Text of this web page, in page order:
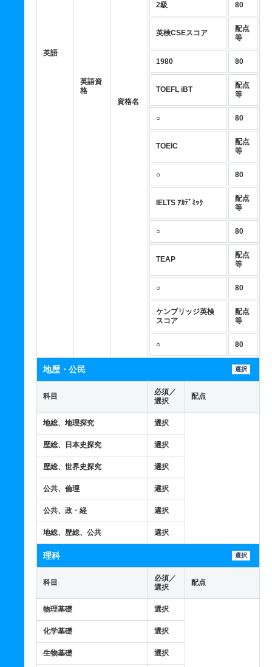
英語
英語資
格
資格名
2級 80
英検CSEスコア
配点
等
1980 80
TOEFL iBT
配点
等
○ 80
TOEIC
配点
等
○ 80
IELTS ｱｶﾃﾞﾐｯｸ
配点
等
○ 80
TEAP
配点
等
○ 80
ケンブリッジ英検
スコア
配点
等
○ 80
地歴・公民 選択
科目
必須／
選択
配点
地総、地理探究 選択
歴総、日本史探究 選択
歴総、世界史探究 選択
公共、倫理 選択
公共、政・経 選択
地総、歴総、公共 選択
理科 選択
科目
必須／
選択
配点
物理基礎 選択
化学基礎 選択
生物基礎 選択